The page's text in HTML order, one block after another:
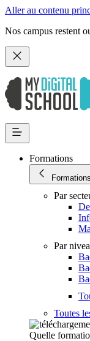
Aller au contenu
Nos campus restent
Formations
Formations
Par
Par
Toutes
Quelle